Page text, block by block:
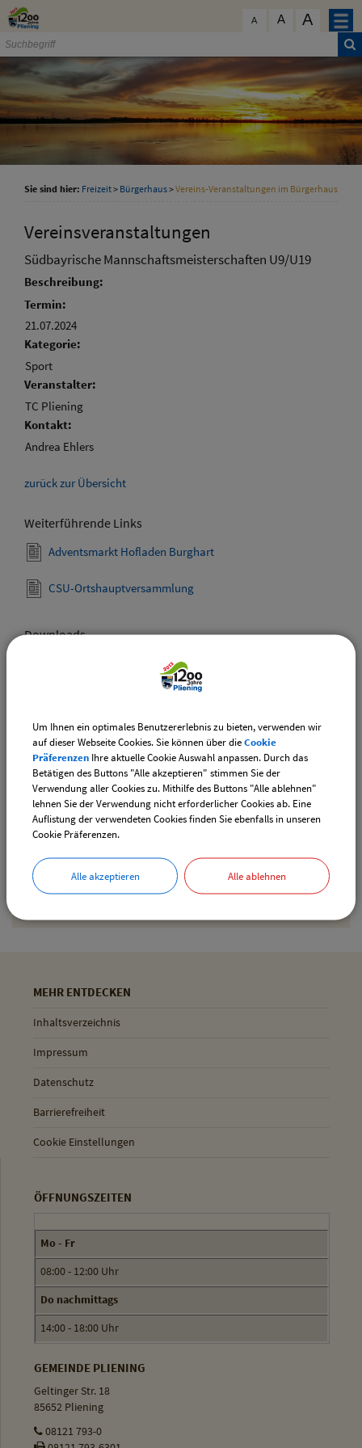
Zum Inhalt
A A A
Gemeinde Pliening
Geltinger Str. 18
85652 Pliening
Sie sind hier: Freizeit> Bürgerhaus>Vereins-Veranstaltungen im Bürgerhaus
Vereinsveranstaltungen
Südbayrische Mannschaftsmeisterschaften U9/U19
Beschreibung:
Termin:
21.07.2024
Kategorie:
Sport
Veranstalter:
TC Pliening
Kontakt:
Andrea Ehlers
zurück zur Übersicht
Weiterführende Links
Adventsmarkt Hofladen Burghart
CSU-Ortshauptversammlung
Downloads
Den gewählten Termin als VCS-Kalenderdatei
downloaden
Drucken
MEHR ENTDECKEN
Inhaltsverzeichnis
Impressum
Datenschutz
Barrierefreiheit
Cookie Einstellungen
ÖFFNUNGSZEITEN
Mo - Fr
08:00 - 12:00 Uhr
Do nachmittags
14:00 - 18:00 Uhr
GEMEINDE PLIENING
Geltinger Str. 18
85652 Pliening
08121 793-0
Um Ihnen ein optimales Benutzererlebnis zu bieten, verwenden wir
auf dieser Webseite Cookies. Sie können über dieCookie
Präferenzen Ihre aktuelle Cookie Auswahl anpassen. Durch das
Betätigen des Buttons "Alle akzeptieren" stimmen Sie der
Verwendung aller Cookies zu. Mithilfe des Buttons "Alle ablehnen"
lehnen Sie der Verwendung nicht erforderlicher Cookies ab. Eine
Auflistung der verwendeten Cookies finden Sie ebenfalls in unseren
Cookie Präferenzen.
Alle akzeptieren Alle ablehnen
schließen